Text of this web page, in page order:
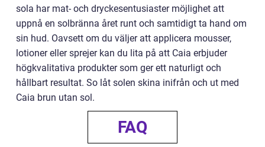
sola har mat- och dryckesentusiaster möjlighet att
uppnå en solbränna året runt och samtidigt ta hand om
sin hud. Oavsett om du väljer att applicera mousser,
lotioner eller sprejer kan du lita på att Caia erbjuder
högkvalitativa produkter som ger ett naturligt och
hållbart resultat. So låt solen skina inifrån och ut med
Caia brun utan sol.
FAQ